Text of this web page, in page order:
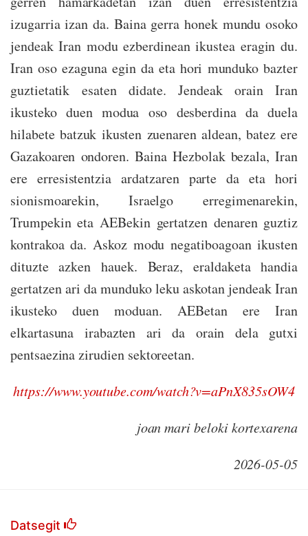
izugarria izan da. Baina gerra honek mundu osoko
jendeak Iran modu ezberdinean ikustea eragin du.
Iran oso ezaguna egin da eta hori munduko bazter
guztietatik esaten didate. Jendeak orain Iran
ikusteko duen modua oso desberdina da duela
hilabete batzuk ikusten zuenaren aldean, batez ere
Gazakoaren ondoren. Baina Hezbolak bezala, Iran
ere erresistentzia ardatzaren parte da eta hori
sionismoarekin, Israelgo erregimenarekin,
Trumpekin eta AEBekin gertatzen denaren guztiz
kontrakoa da. Askoz modu negatiboagoan ikusten
dituzte azken hauek. Beraz, eraldaketa handia
gertatzen ari da munduko leku askotan jendeak Iran
ikusteko duen moduan. AEBetan ere Iran
elkartasuna irabazten ari da orain dela gutxi
pentsaezina zirudien sektoreetan.
https://www.youtube.com/watch?v=aPnX835sOW4
joan mari beloki kortexarena
2026-05-05
Datsegit